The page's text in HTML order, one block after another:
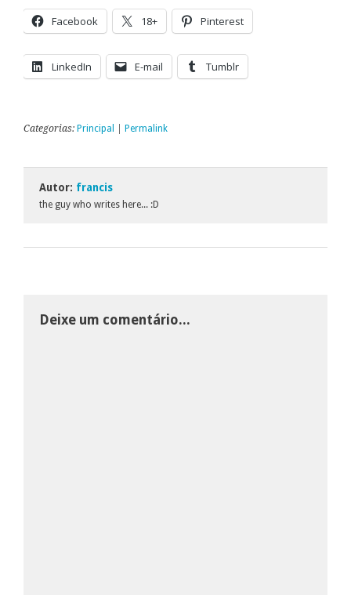
Facebook 18+ Pinterest
LinkedIn E-mail Tumblr
Categorias: Principal Permalink
Autor: francis
the guy who writes here... :D
Deixe um comentário...